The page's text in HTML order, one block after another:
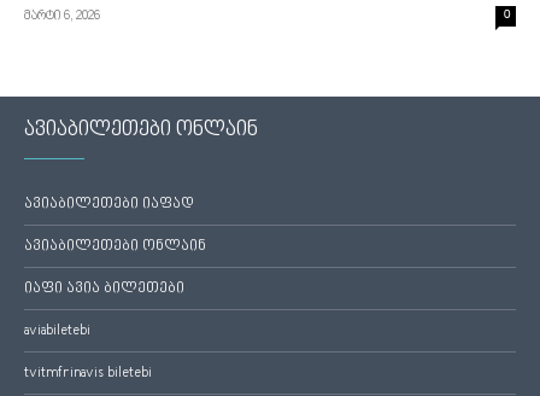
მარტი 6, 2026 0
ავიაბილეთები ონლაინ
ავიაბილეთები იაფად
ავიაბილეთები ონლაინ
იაფი ავია ბილეთები
aviabiletebi
tvitmfrinavis biletebi